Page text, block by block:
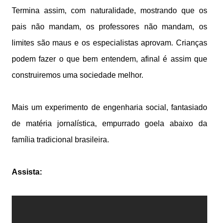
Termina assim, com naturalidade, mostrando que os
pais não mandam, os professores não mandam, os
limites são maus e os especialistas aprovam. Crianças
podem fazer o que bem entendem, afinal é assim que
construiremos uma sociedade melhor.
Mais um experimento de engenharia social, fantasiado
de matéria jornalística, empurrado goela abaixo da
família tradicional brasileira.
Assista: